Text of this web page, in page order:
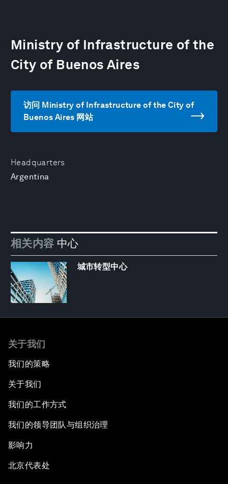
Headquarters
Argentina
Ministry of Infrastructure of the
City of Buenos Aires
访问 Ministry of Infrastructure of the City of
Buenos Aires 网站
相关内容 中心
城市转型中心
关于我们
我们的策略
关于我们
我们的工作方式
我们的领导团队与组织治理
影响力
北京代表处